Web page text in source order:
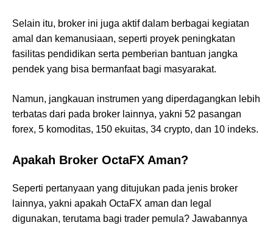
Selain itu, broker ini juga aktif dalam berbagai kegiatan
amal dan kemanusiaan, seperti proyek peningkatan
fasilitas pendidikan serta pemberian bantuan jangka
pendek yang bisa bermanfaat bagi masyarakat.
Namun, jangkauan instrumen yang diperdagangkan lebih
terbatas dari pada broker lainnya, yakni 52 pasangan
forex, 5 komoditas, 150 ekuitas, 34 crypto, dan 10 indeks.
Apakah Broker OctaFX Aman?
Seperti pertanyaan yang ditujukan pada jenis broker
lainnya, yakni apakah OctaFX aman dan legal
digunakan, terutama bagi trader pemula? Jawabannya